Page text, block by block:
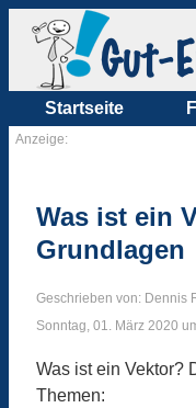
Startseite
Anzeige:
Was ist ein
Grundlagen
Geschrieben von: Dennis
Sonntag, 01. März 2020
Was ist ein Vektor?
Themen: